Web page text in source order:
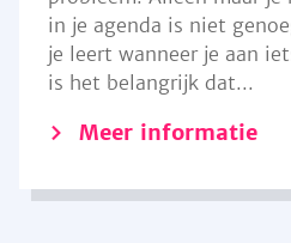
in je agenda is niet
je leert wanneer je aan
is het belangrijk dat...
Meer informatie